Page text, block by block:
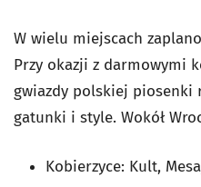
W wielu miejscach
Przy okazji z darmowymi
gwiazdy polskiej piosenki
gatunki i style. Wokół
Kobierzyce: Kult,